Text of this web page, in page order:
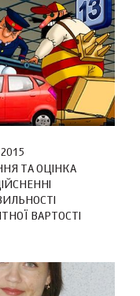
ТА ОЦІНКА
ВАРТОСТІ